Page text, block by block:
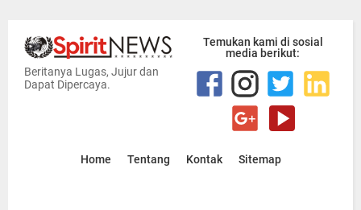
Beritanya Lugas, Jujur dan
Dapat Dipercaya.
Temukan kami di sosial
media berikut:
Home Tentang Kontak Sitemap